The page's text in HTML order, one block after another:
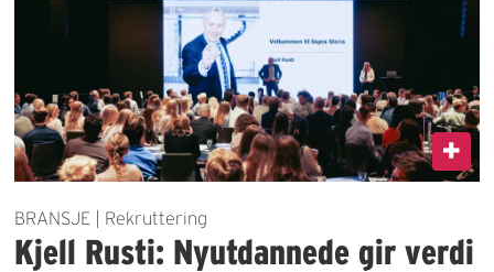
BRANSJE | Rekruttering
Kjell Rusti: Nyutdannede gir verdi